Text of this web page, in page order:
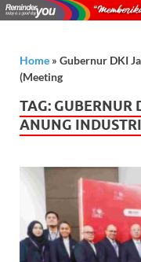
Home » Gubernur DKI
(Meeting
TAG: GUBERNUR
ANUNG